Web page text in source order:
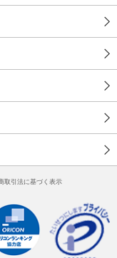
取引法に基づく表示